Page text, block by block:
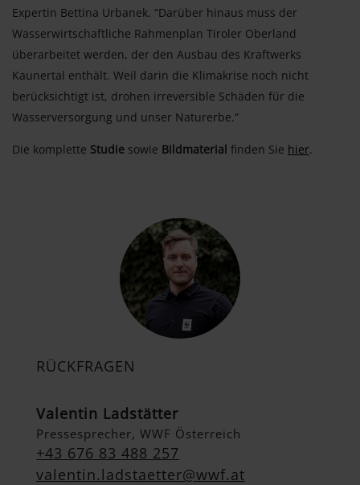
Expertin Bettina Urbanek. “Darüber hinaus muss der
Wasserwirtschaftliche Rahmenplan Tiroler Oberland
überarbeitet werden, der den Ausbau des Kraftwerks
Kaunertal enthält. Weil darin die Klimakrise noch nicht
berücksichtigt ist, drohen irreversible Schäden für die
Wasserversorgung und unser Naturerbe.”
Die komplette Studie sowie Bildmaterial finden Sie hier.
RÜCKFRAGEN
Valentin Ladstätter
Pressesprecher, WWF Österreich
+43 676 83 488 257
valentin.ladstaetter@wwf.at